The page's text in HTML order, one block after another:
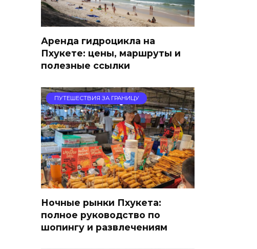
Аренда гидроцикла на
Пхукете: цены, маршруты и
полезные ссылки
ПУТЕШЕСТВИЯ ЗА ГРАНИЦУ
Ночные рынки Пхукета:
полное руководство по
шопингу и развлечениям